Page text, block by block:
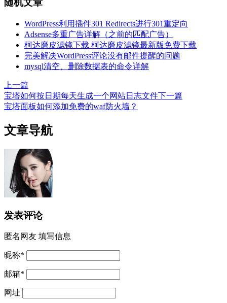
随机文章
WordPress利用插件301 Redirects进行301重定向
Adsense多重广告详解（之前的匹配广告）
柯达磨皮滤镜下载 柯达磨皮滤镜最新版免费下载
完美解决WordPress评论没有邮件提醒的问题
mysql清空、删除数据表的命令详解
上一篇
宝塔如何按日期每天生成一个网站日志文件下一篇
宝塔面板如何添加免费的waf防火墙？
文章导航
发表评论
匿名网友 填写信息
昵称*
邮箱*
网址